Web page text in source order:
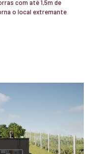
com até 1,5m de
o local extremante